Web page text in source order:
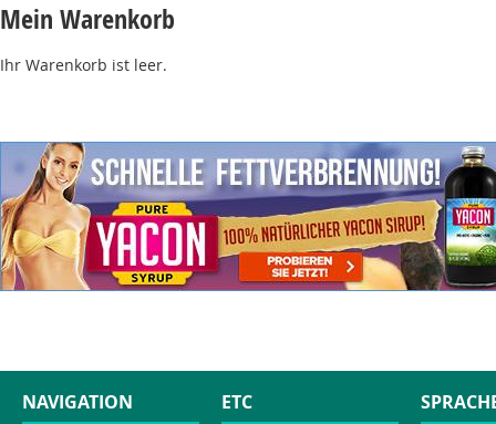
Mein Warenkorb
Ihr Warenkorb ist leer.
NAVIGATION ETC